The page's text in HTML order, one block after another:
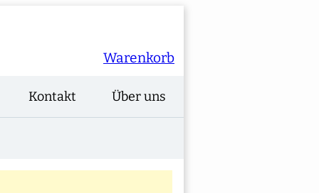
Warenkorb
Über uns
Kontakt